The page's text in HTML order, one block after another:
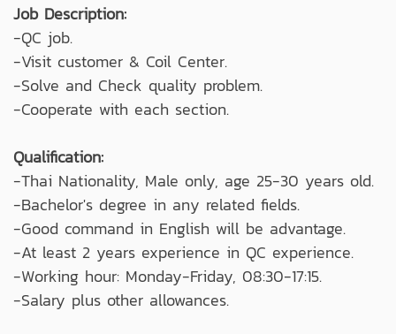
Job Description:
-QC job.
-Visit customer & Coil Center.
-Solve and Check quality problem.
-Cooperate with each section.
Qualification:
-Thai Nationality, Male only, age 25-30 years old.
-Bachelor's degree in any related fields.
-Good command in English will be advantage.
-At least 2 years experience in QC experience.
-Working hour: Monday-Friday, 08:30-17:15.
-Salary plus other allowances.